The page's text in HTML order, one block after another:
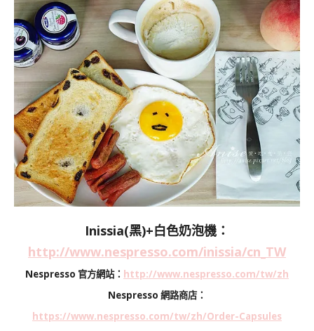
Inissia(黑)+白色奶泡機：
http://www.nespresso.com/inissia/cn_TW
Nespresso 官方網站： http://www.nespresso.com/tw/zh
Nespresso 網路商店：
https://www.nespresso.com/tw/zh/Order-Capsules